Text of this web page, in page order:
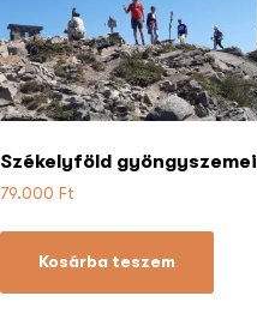
Székelyföld gyöngyszemei
79.000 Ft
Kosárba teszem